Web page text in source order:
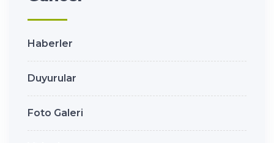
Haberler
Duyurular
Foto Galeri